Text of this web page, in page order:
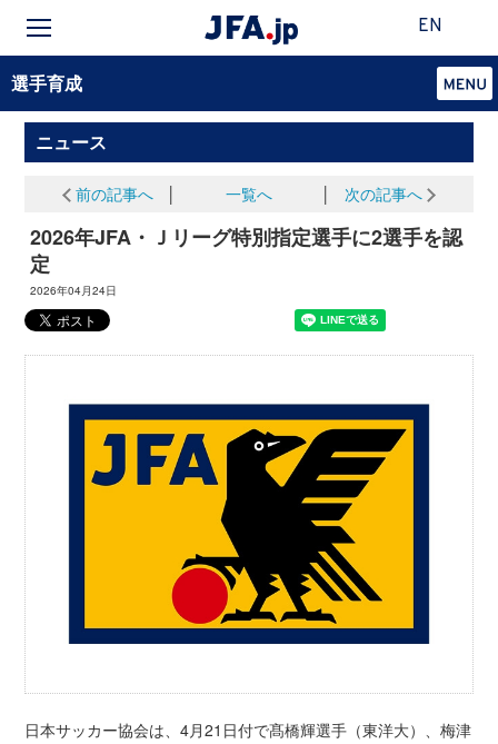
EN
選手育成
ニュース
前の記事へ 一覧へ 次の記事へ
2026年JFA・Ｊリーグ特別指定選手に2選手を認
定
2026年04月24日
日本サッカー協会は、4月21日付で髙橋輝選手（東洋大）、梅津